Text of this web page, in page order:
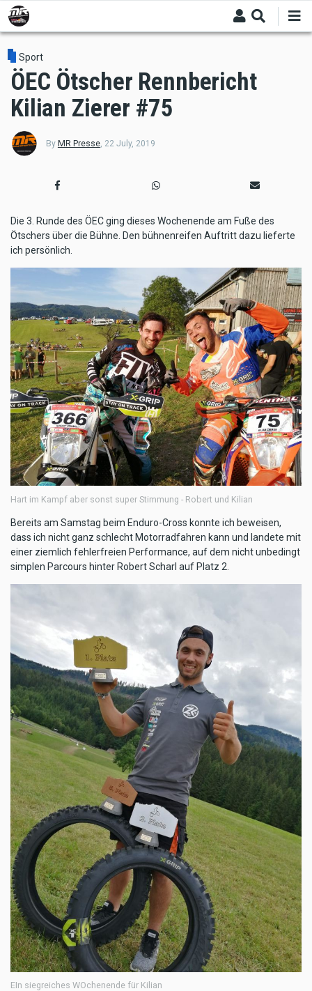
Skip
to
main
content
Sport
ÖEC Ötscher Rennbericht
Kilian Zierer #75
By MR Presse, 22 July, 2019
Die 3. Runde des ÖEC ging dieses Wochenende am Fuße des
Ötschers über die Bühne. Den bühnenreifen Auftritt dazu lieferte
ich persönlich.
Hart im Kampf aber sonst super Stimmung - Robert und Kilian
Bereits am Samstag beim Enduro-Cross konnte ich beweisen,
dass ich nicht ganz schlecht Motorradfahren kann und landete mit
einer ziemlich fehlerfreien Performance, auf dem nicht unbedingt
simplen Parcours hinter Robert Scharl auf Platz 2.
EIn siegreiches WOchenende für Kilian